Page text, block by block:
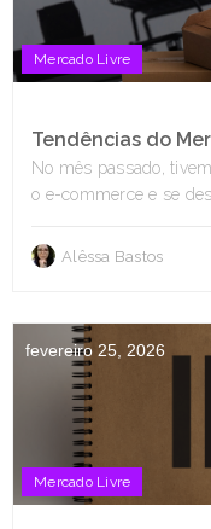
Mercado Livre
Tendências do
No mês passado,
o e-commerce e se
Alêssa Bastos
fevereiro 25, 2026
Mercado Livre